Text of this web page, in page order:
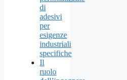
di
adesivi
per
esigenze
industriali
specifiche
Il
ruolo